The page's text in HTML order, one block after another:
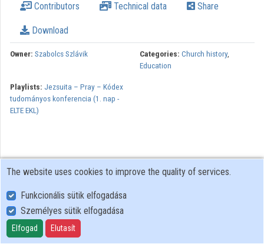
Contributors Technical data Share
Download
Owner: Szabolcs Szlávik Categories: Church history,
Education
Playlists: Jezsuita – Pray – Kódex
tudományos konferencia (1. nap -
ELTE EKL)
User Policy
Adatkezelési tájékoztató (en)
Cookie Policy
The website uses cookies to improve the quality of services.
Funkcionális sütik elfogadása
Személyes sütik elfogadása
Elfogad Elutasít